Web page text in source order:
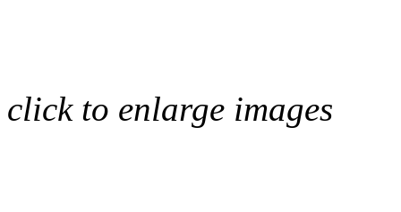
click to enlarge images